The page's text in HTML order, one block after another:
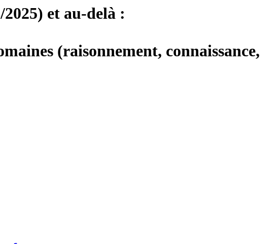
et au-delà :
(raisonnement, connaissance,